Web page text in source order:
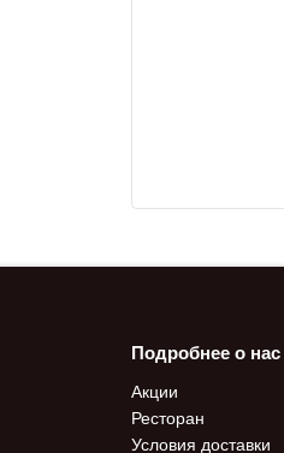
Подробнее о нас
Акции
Ресторан
Условия доставки